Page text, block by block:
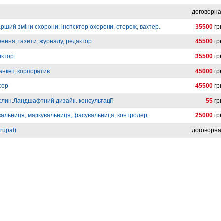
зміни охорони, інспектор охорони, сторож, вахтер. 35500
газети, журналу, редактор 45500
35500
корпоратив 45000
45500
дизайн. консультації 55
маркувальниця, фасувальниця, контролер. 25000